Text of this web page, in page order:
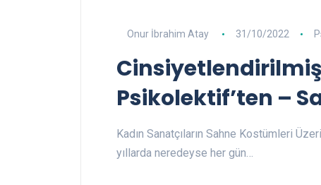
Onur İbrahim Atay 31/10/2022
Psikolektif’ten –
Kadın Sanatçıların Sahne Kostümleri
yıllarda neredeyse her gün…